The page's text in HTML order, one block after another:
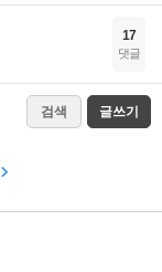
17
댓글
검색 글쓰기